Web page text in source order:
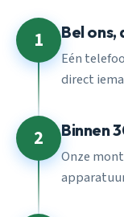
1 Bel ons,
Eén
direct
2 Binnen
Onze